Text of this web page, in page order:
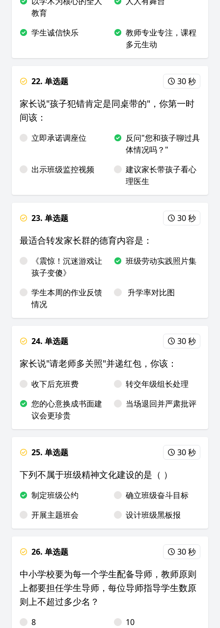
教育
学生诚信快乐
教师专业专注，课程
多元生动
22. 单选题 30 秒
家长说"孩子犯错肯定是同桌带的"，你第一时
间该：
立即承诺调座位
反问"您和孩子聊过具
体情况吗？"
出示班级监控视频
建议家长带孩子看心
理医生
23. 单选题 30 秒
最适合转发家长群的德育内容是：
《震惊！沉迷游戏让
孩子变傻》
班级劳动实践照片集
学生本周的作业反馈
情况
升学率对比图
24. 单选题 30 秒
家长说"请老师多关照"并递红包，你该：
收下后充班费
转交年级组长处理
您的心意换成书面建
议会更珍贵
当场退回并严肃批评
25. 单选题 30 秒
下列不属于班级精神文化建设的是（ ）
制定班级公约
确立班级奋斗目标
开展主题班会
设计班级黑板报
26. 单选题 30 秒
中小学校要为每一个学生配备导师，教师原则
上都要担任学生导师，每位导师指导学生数原
则上不超过多少名？
8
10